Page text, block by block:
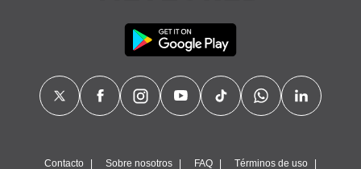
Contacto Sobre nosotros FAQ Términos de uso